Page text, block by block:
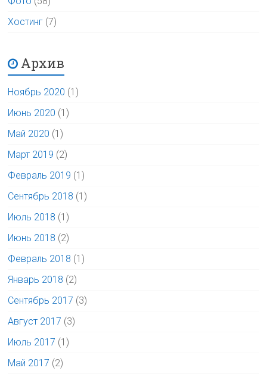
Хостинг (7)
Архив
Ноябрь 2020 (1)
Июнь 2020 (1)
Май 2020 (1)
Март 2019 (2)
Февраль 2019 (1)
Сентябрь 2018 (1)
Июль 2018 (1)
Июнь 2018 (2)
Февраль 2018 (1)
Январь 2018 (2)
Сентябрь 2017 (3)
Август 2017 (3)
Июль 2017 (1)
Май 2017 (2)